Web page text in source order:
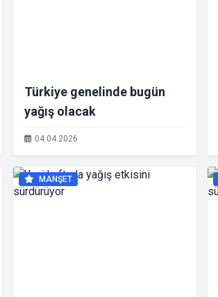
Türkiye genelinde bugün
yağış olacak
04.04.2026
MANŞET